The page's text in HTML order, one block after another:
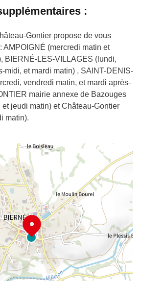
:
Gontier propose de vous
AMPOIGNÉ (mercredi matin et
BIERNÉ-LES-VILLAGES (lundi,
midi, et mardi matin) , SAINT-DENIS-
vendredi matin, et mardi après-
mairie annexe de Bazouges
jeudi matin) et Château-Gontier
matin).